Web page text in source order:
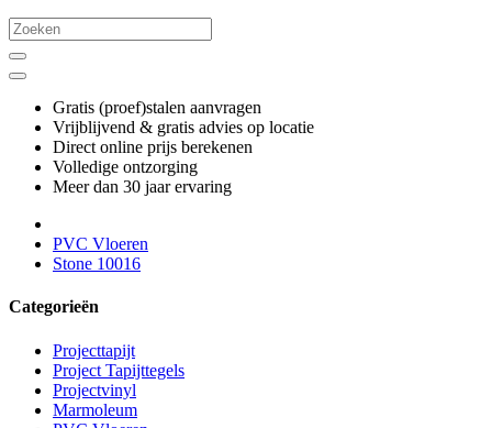
Gratis (proef)stalen aanvragen
Vrijblijvend & gratis advies op locatie
Direct online prijs berekenen
Volledige ontzorging
Meer dan 30 jaar ervaring
PVC Vloeren
Stone 10016
Categorieën
Projecttapijt
Project Tapijttegels
Projectvinyl
Marmoleum